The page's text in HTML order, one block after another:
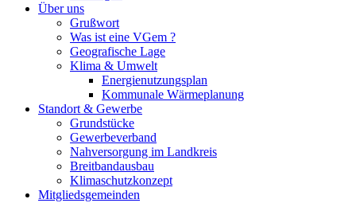
Über uns
Grußwort
Was ist eine VGem ?
Geografische Lage
Klima & Umwelt
Energienutzungsplan
Kommunale Wärmeplanung
Standort & Gewerbe
Grundstücke
Gewerbeverband
Nahversorgung im Landkreis
Breitbandausbau
Klimaschutzkonzept
Mitgliedsgemeinden